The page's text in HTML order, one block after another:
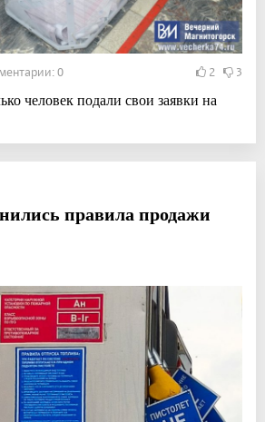
0 2 3
человек подали свои заявки на
правила продажи